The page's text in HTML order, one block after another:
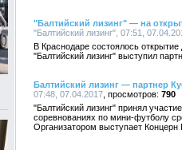
"Балтийский лизинг" — на
"Балтийский лизинг", 07:51,
В Краснодаре состоялось
"Балтийский лизинг" выступил
Балтийский лизинг — партнер
07:48, 07.04.2017
790
"Балтийский лизинг" принял
соревнованиях по мини-футболу
Организатором выступает